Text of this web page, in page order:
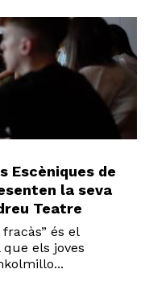
Escèniques de
la seva
Teatre
és el
els joves